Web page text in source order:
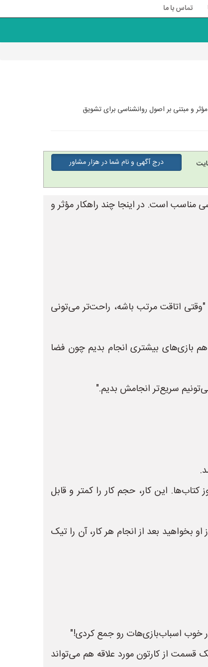
تماس با ما
و مبتنی بر اصول روانشناسی برای تشویق
درج آگهی و نام شما در هزار مشاور
مناسب است. در اینجا چند راهکار مؤثر و
اتاقت مرتب باشه، راحت‌تر می‌تونی
هم بازی‌های بیشتری انجام بدیم چون فضا
سریع‌تر انجامش بدیم."
این کار، حجم کار را کمتر و قابل
بعد از انجام هر کار، آن را تیک
خوب اسباب‌بازی‌هات رو جمع کردی!"
از کارتون مورد علاقه هم می‌تواند